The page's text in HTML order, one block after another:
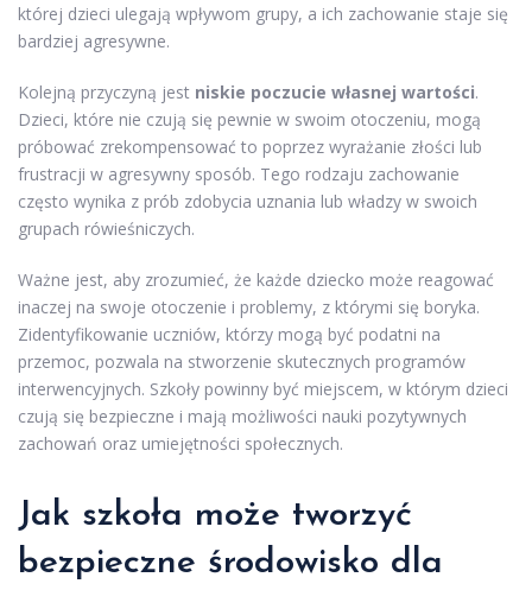
której dzieci ulegają wpływom grupy, a ich zachowanie staje się
bardziej agresywne.
Kolejną przyczyną jest niskie poczucie własnej wartości.
Dzieci, które nie czują się pewnie w swoim otoczeniu, mogą
próbować zrekompensować to poprzez wyrażanie złości lub
frustracji w agresywny sposób. Tego rodzaju zachowanie
często wynika z prób zdobycia uznania lub władzy w swoich
grupach rówieśniczych.
Ważne jest, aby zrozumieć, że każde dziecko może reagować
inaczej na swoje otoczenie i problemy, z którymi się boryka.
Zidentyfikowanie uczniów, którzy mogą być podatni na
przemoc, pozwala na stworzenie skutecznych programów
interwencyjnych. Szkoły powinny być miejscem, w którym dzieci
czują się bezpieczne i mają możliwości nauki pozytywnych
zachowań oraz umiejętności społecznych.
Jak szkoła może tworzyć
bezpieczne środowisko dla